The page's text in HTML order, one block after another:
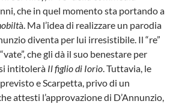
che in quel momento sta portando a
à. Ma l’idea di realizzare un parodia
diventa per lui irresistibile. Il “re”
che gli dà il suo benestare per
si intitolerà Il figlio di Iorio. Tuttavia, le
e Scarpetta, privo di un
attesti l’approvazione di D’Annunzio,